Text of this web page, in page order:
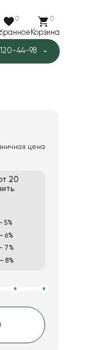
0 0
Корзина
120-44-98
цена
20
5%
6%
7%
8%